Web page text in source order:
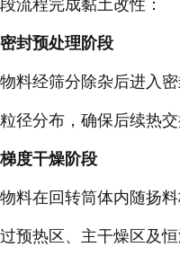
段流程完成黏土改性：
密封预处理阶段
物料经筛分除杂后进入
粒径分布，确保后续热交
梯度干燥阶段
物料在回转筒体内随扬
过预热区、主干燥区及